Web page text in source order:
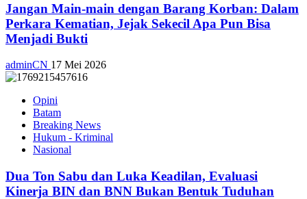
Jangan Main-main dengan Barang Korban: Dalam
Perkara Kematian, Jejak Sekecil Apa Pun Bisa
Menjadi Bukti
adminCN 17 Mei 2026
Opini
Batam
Breaking News
Hukum - Kriminal
Nasional
Dua Ton Sabu dan Luka Keadilan, Evaluasi
Kinerja BIN dan BNN Bukan Bentuk Tuduhan